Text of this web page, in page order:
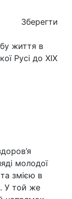
Зберегти
молодої
змією в
У той же